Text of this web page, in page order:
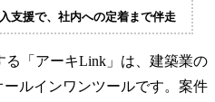
支援で、社内への定着まで伴走
る「アーキLink」は、建築業の
ルインワンツールです。案件